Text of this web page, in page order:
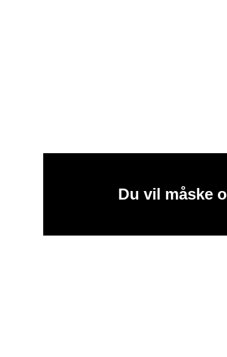
Du vil måske